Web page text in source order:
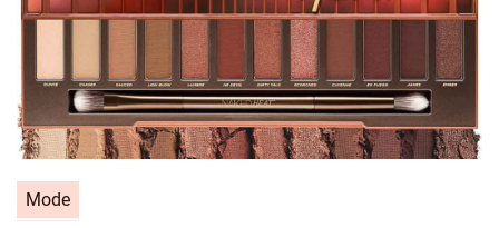
e
d
e
Mode